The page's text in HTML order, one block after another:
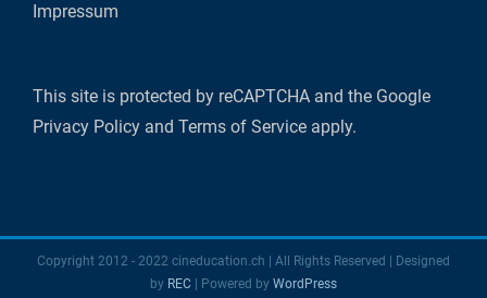
Impressum
This site is protected by reCAPTCHA and the Google
Privacy Policy and Terms of Service apply.
Copyright 2012 - 2022 cineducation.ch | All Rights Reserved | Designed
by REC | Powered by WordPress